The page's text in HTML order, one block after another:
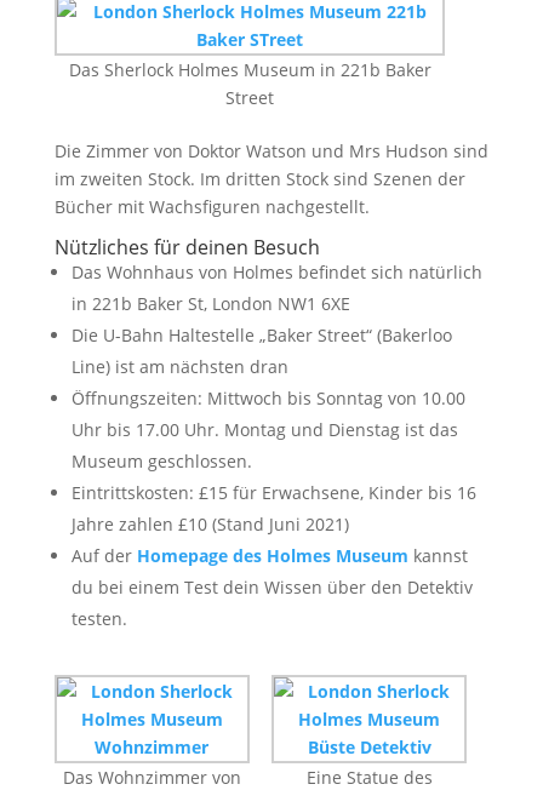
Das Sherlock Holmes Museum in 221b Baker
Street
Die Zimmer von Doktor Watson und Mrs Hudson sind
im zweiten Stock. Im dritten Stock sind Szenen der
Bücher mit Wachsfiguren nachgestellt.
Nützliches für deinen Besuch
Das Wohnhaus von Holmes befindet sich natürlich
in 221b Baker St, London NW1 6XE
Die U-Bahn Haltestelle „Baker Street“ (Bakerloo
Line) ist am nächsten dran
Öffnungszeiten: Mittwoch bis Sonntag von 10.00
Uhr bis 17.00 Uhr. Montag und Dienstag ist das
Museum geschlossen.
Eintrittskosten: £15 für Erwachsene, Kinder bis 16
Jahre zahlen £10 (Stand Juni 2021)
Auf der Homepage des Holmes Museum kannst
du bei einem Test dein Wissen über den Detektiv
testen.
Das Wohnzimmer von
Eine Statue des